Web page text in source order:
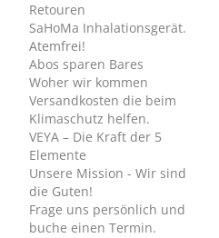
Retouren
SaHoMa Inhalationsgerät.
Atemfrei!
Abos sparen Bares
Woher wir kommen
Versandkosten die beim
Klimaschutz helfen.
VEYA – Die Kraft der 5
Elemente
Unsere Mission - Wir sind
die Guten!
Frage uns persönlich und
buche einen Termin.